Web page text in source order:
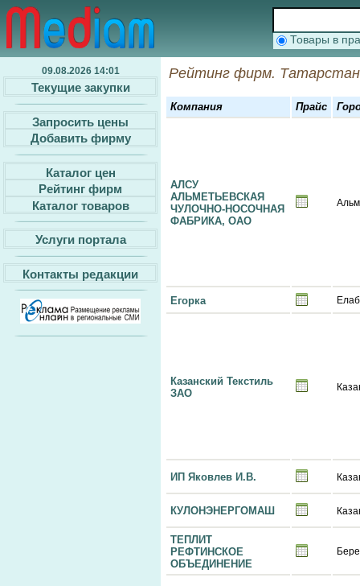
Товары в
09.08.2026 14:01
Текущие закупки
Запросить цены
Добавить фирму
Каталог цен
Рейтинг фирм
Каталог товаров
Услуги портала
Контакты редакции
Рейтинг фирм.
Компания Прайс
АЛСУ
АЛЬМЕТЬЕВСКАЯ
ЧУЛОЧНО-НОСОЧНАЯ
ФАБРИКА, ОАО
Егорка
Казанский Текстиль
ЗАО
ИП Яковлев И.В.
КУЛОНЭНЕРГОМАШ
ТЕПЛИТ
РЕФТИНСКОЕ
ОБЪЕДИНЕНИЕ